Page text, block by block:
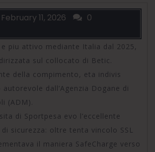
February 11, 2026
0
piu attivo mediante Italia dal 2025,
sul collocato di Betic.
della compimento, eta indivis
dall’Agenzia Dogane di
(ADM).
di Sportpesa evo l’eccellente
sicurezza: oltre tenta vincolo SSL
il maniera SafeCharge verso